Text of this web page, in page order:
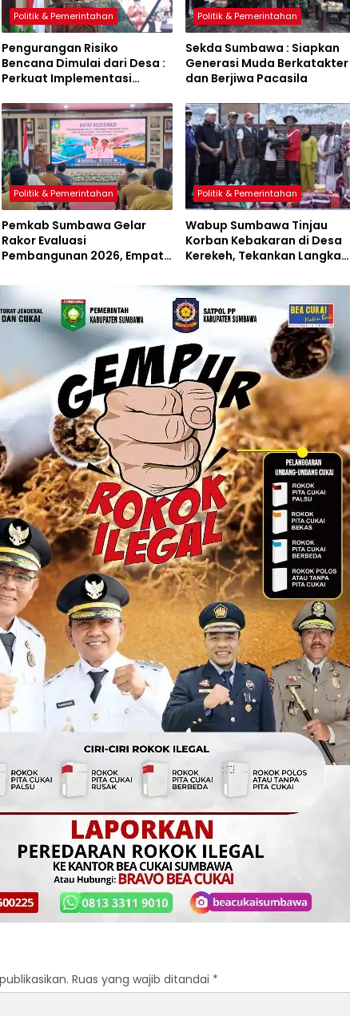
Politik & Pemerintahan
Pengurangan Risiko
Bencana Dimulai dari Desa :
Perkuat Implementasi
Politik & Pemerintahan
Sekda Sumbawa : Siapkan
Generasi Muda Berkatakter
dan Berjiwa Pacasila
Politik & Pemerintahan
Pemkab Sumbawa Gelar
Rakor Evaluasi
Pembangunan 2026, Empat
Resmi Diluncurkan
Politik & Pemerintahan
Wabup Sumbawa Tinjau
Korban Kebakaran di Desa
Kerekeh, Tekankan Langkah
Ruas yang wajib ditandai *